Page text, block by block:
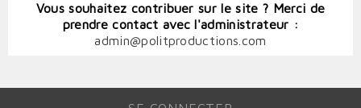
Vous souhaitez contribuer sur le site ? Merci de
prendre contact avec l'administrateur :
admin@politproductions.com